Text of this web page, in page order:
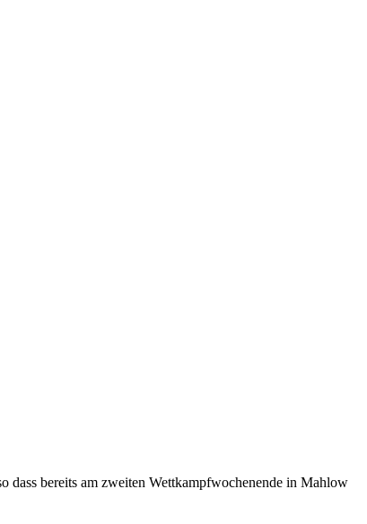
dass bereits am zweiten Wettkampfwochenende in Mahlow